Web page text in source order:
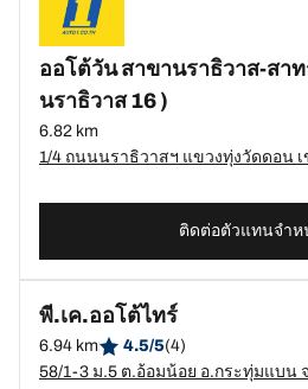
ออโต้วัน สาขานราธิวาส-สา
นราธิวาส 16 )
6.82 km
ติดต่อตัวแทนจำห
พี.เค.ออโต้ไทร์
6.94 km 4.5/5(4)